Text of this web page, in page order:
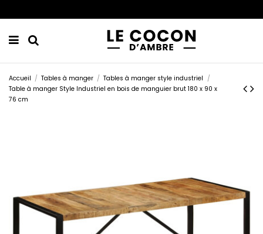
Accueil Tables à manger
Tables à manger style industriel
Table à manger Style Industriel en bois de manguier brut 180 x 90 x
76 cm